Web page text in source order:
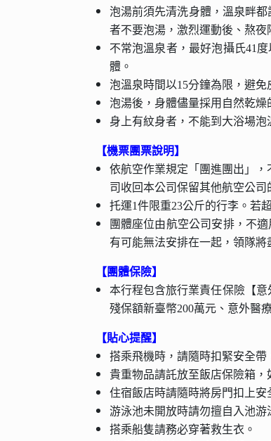
泡湯前須先清洗身體，溫泉畔
者不要泡湯，激烈運動後、熬夜
不常泡溫泉者，最好泡攝氏41
體。
泡溫泉時間以15分鐘為限，避
泡湯後，身體儘量採用自然乾
身上有紋身者，不能到大浴場泡
【機票團票說明】
依航空作業規定「團進團出」
司收回本公司保留其他航空公司
托運1件限重23公斤的行李。若
團體座位由航空公司安排，不
有可能無法安排在一起，領隊將
【團體保險】
本行程包含旅行業責任保險【
殘保額新臺幣200萬元、意外醫
【貼心提醒】
搭乘飛機時，請隨時扣緊安全帶
貴重物品請託放至飯店保險箱，
住宿飯店時請隨時將房門扣上
游泳池未開放時請勿擅自入池游
搭乘船隻請務必穿著救生衣。